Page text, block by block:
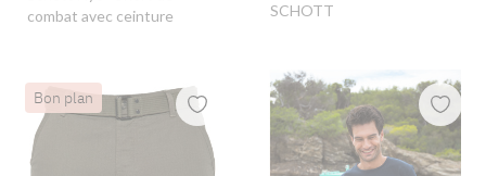
combat avec ceinture
SCHOTT
Bon plan